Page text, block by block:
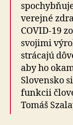
verejné
COVID-19
svojimi
strácajú
aby ho
Slovensko
funkcii
Tomáš